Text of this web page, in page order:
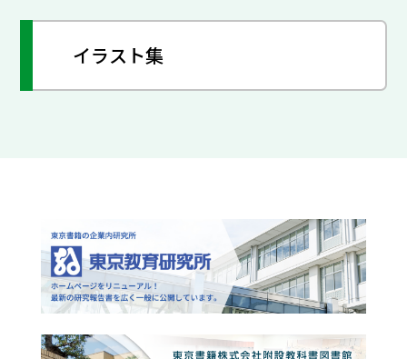
イラスト集